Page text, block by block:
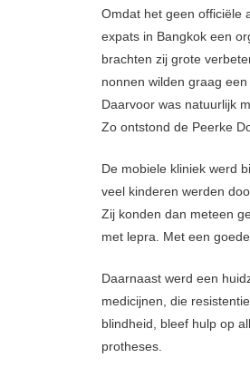
Omdat het geen officiële
expats in Bangkok een
brachten zij grote
nonnen wilden graag
Daarvoor was natuurlijk
Zo ontstond de Peerke
De mobiele kliniek werd
veel kinderen werden
Zij konden dan meteen
met lepra. Met een
Daarnaast werd een
medicijnen, die
blindheid, bleef hulp op
protheses.